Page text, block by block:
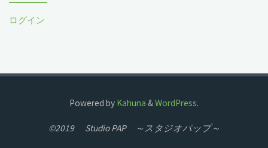
お
知
ログイン
Powered by Kahuna &WordPress.
©2019 Studio PAP ～スタジオパップ～